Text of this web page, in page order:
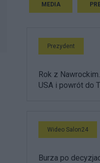
MEDIA
Prezydent
Rok z
USA i powrót do
Wideo Salon24
Burza po